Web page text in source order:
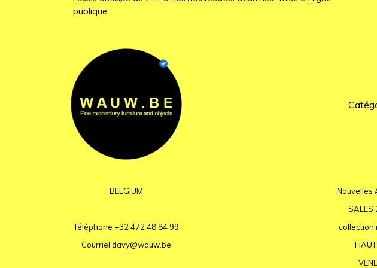
publique.
BELGIUM
Téléphone +32 472 48 84 99
Courriel davy@wauw.be
Nouvelles
SALES
collection